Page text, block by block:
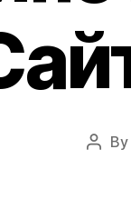
Post
By